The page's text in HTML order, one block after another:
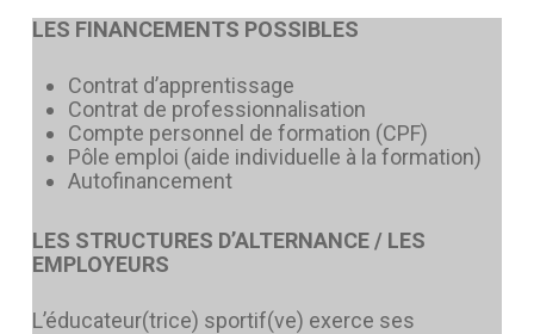
LES FINANCEMENTS POSSIBLES
Contrat d’apprentissage
Contrat de professionnalisation
Compte personnel de formation (CPF)
Pôle emploi (aide individuelle à la formation)
Autofinancement
LES STRUCTURES D’ALTERNANCE / LES
EMPLOYEURS
L’éducateur(trice) sportif(ve) exerce ses